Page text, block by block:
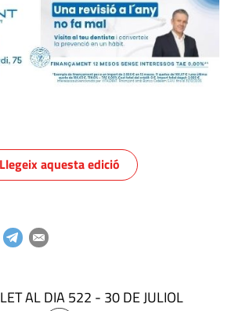
Llegeix aquesta edició
AL DIA 522 - 30 DE JULIOL